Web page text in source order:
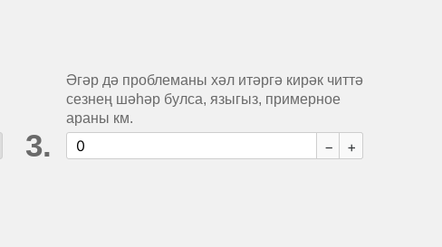
Әгәр дә проблеманы хәл итәргә кирәк читтә
сезнең шәһәр булса, языгыз, примерное
араны км.